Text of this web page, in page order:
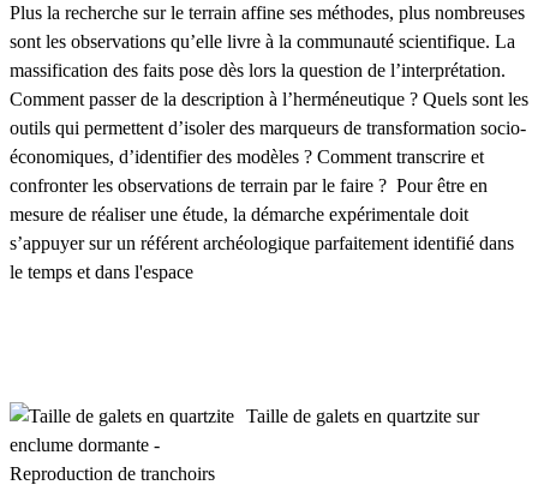
Plus la recherche sur le terrain affine ses méthodes, plus nombreuses
sont les observations qu’elle livre à la communauté scientifique. La
massification des faits pose dès lors la question de l’interprétation.
Comment passer de la description à l’herméneutique ? Quels sont les
outils qui permettent d’isoler des marqueurs de transformation socio-
économiques, d’identifier des modèles ? Comment transcrire et
confronter les observations de terrain par le faire ? Pour être en
mesure de réaliser une étude, la démarche expérimentale doit
s’appuyer sur un référent archéologique parfaitement identifié dans
le temps et dans l'espace
Taille de galets en quartzite sur
enclume dormante -
Reproduction de tranchoirs